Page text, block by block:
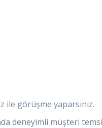
ile görüşme yaparsınız.
deneyimli müşteri